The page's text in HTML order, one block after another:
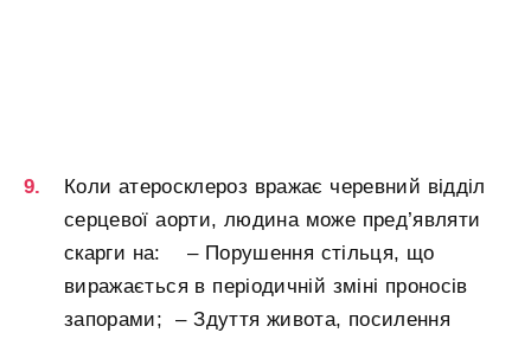
Коли атеросклероз вражає черевний відділ
серцевої аорти, людина може пред’являти
скарги на: – Порушення стільця, що
виражається в періодичній зміні проносів
запорами; – Здуття живота, посилення